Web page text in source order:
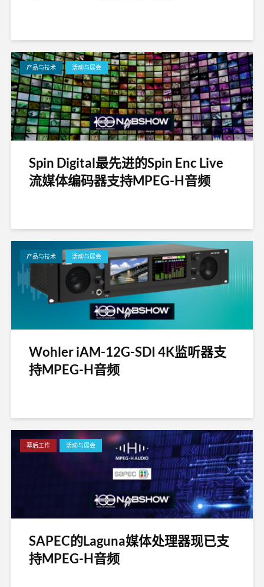
产品与技术 活动与展会
Spin Digital最先进的Spin Enc Live
流媒体编码器支持MPEG-H音频
产品与技术 活动与展会
Wohler iAM-12G-SDI 4K监听器支
持MPEG-H音频
幕后工作 活动与展会
SAPEC的Laguna媒体处理器现已支
持MPEG-H音频